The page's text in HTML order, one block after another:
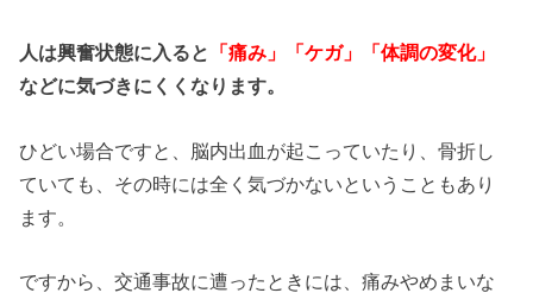
人は興奮状態に入ると
「痛み」「ケガ」「体調の変化」
などに気づきにくくなります。
ひどい場合ですと、脳内出血が起こっていたり、骨折し
ていても、その時には全く気づかないということもあり
ます。
ですから、交通事故に遭ったときには、痛みやめまいな